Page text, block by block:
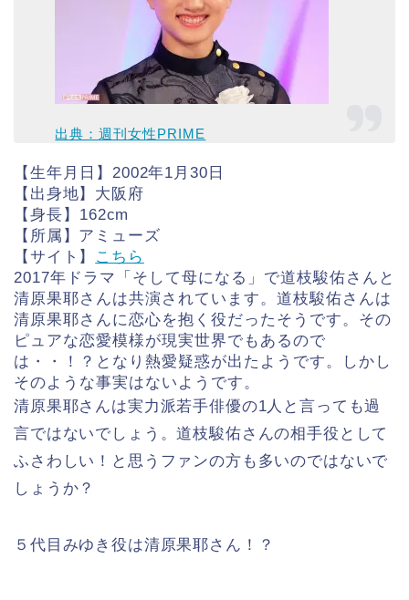
出典：週刊女性PRIME
【生年月日】 2002年1月30日
【出身地】 大阪府
【身長】 162cm
【所属】アミューズ
【サイト】 こちら
2017年ドラマ「そして母になる」で道枝駿佑さんと
清原果耶さんは共演されています。道枝駿佑さんは
清原果耶さんに恋心を抱く役だったそうです。その
ピュアな恋愛模様が現実世界でもあるので
は・・！？となり熱愛疑惑が出たようです。しかし
そのような事実はないようです。
清原果耶さんは実力派若手俳優の1人と言っても過
言ではないでしょう。道枝駿佑さんの相手役として
ふさわしい！と思うファンの方も多いのではないで
しょうか？
５代目みゆき役は清原果耶さん！？